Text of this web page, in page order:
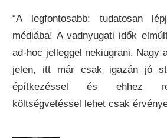
“A legfontosabb: tudatosan
médiába! A vadnyugati idők
ad-hoc jelleggel nekiugrani. Nagy
jelen, itt már csak igazán jó
építkezéssel és ehhez
költségvetéssel lehet csak